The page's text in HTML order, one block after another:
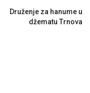
Druženje za hanume u
džematu Trnova